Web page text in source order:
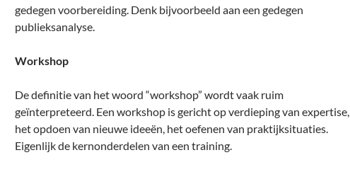
gedegen voorbereiding. Denk bijvoorbeeld aan een gedegen
publieksanalyse.
Workshop
De definitie van het woord “workshop” wordt vaak ruim
geïnterpreteerd. Een workshop is gericht op verdieping van expertise,
het opdoen van nieuwe ideeën, het oefenen van praktijksituaties.
Eigenlijk de kernonderdelen van een training.